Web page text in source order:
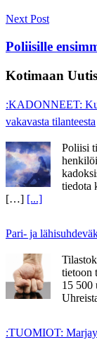
Next Post
Poliisille
Kotimaan
:KADONNEET:
vakavasta tilanteesta
Poliisi
tiedota
[…] [...]
Pari- ja
tietoon
15 500
:TUOMIOT: